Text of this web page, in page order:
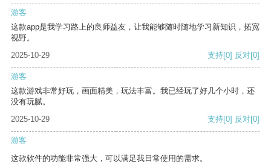
游客
这款app是我学习路上的良师益友，让我能够随时随地学习新知识，拓宽
视野。
2025-10-29
支持[0] 反对[0]
游客
这款游戏非常好玩，画面精美，玩法丰富。我已经玩了好几个小时，还
没有玩腻。
2025-10-29
支持[0] 反对[0]
游客
这款软件的功能非常强大，可以满足我日常使用的需求。